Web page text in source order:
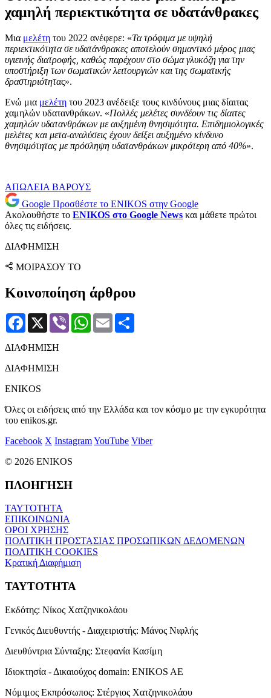
χαμηλή περιεκτικότητα σε υδατάνθρακες
Μια μελέτη του 2022 ανέφερε: «Τα τρόφιμα με υψηλή
περιεκτικότητα σε υδατάνθρακες αποτελούν σημαντικό μέρος μιας
υγιεινής διατροφής, καθώς παρέχουν στο σώμα γλυκόζη για την
υποστήριξη των σωματικών λειτουργιών και της σωματικής
δραστηριότητας».
Ενώ μια μελέτη του 2023 ανέδειξε τους κινδύνους μιας δίαιτας
χαμηλών υδατανθράκων. «Πολλές μελέτες συνδέουν τις δίαιτες
χαμηλών υδατανθράκων με αυξημένη θνησιμότητα. Επιδημιολογικές
μελέτες και μετα-αναλύσεις έχουν δείξει αυξημένο κίνδυνο
θνησιμότητας με πρόσληψη υδατανθράκων μικρότερη από 40%».
ΑΠΩΛΕΙΑ ΒΑΡΟΥΣ
Google Προσθέστε το ENIKOS στην Google
Ακολουθήστε το ENIKOS στο Google News και μάθετε πρώτοι
όλες τις ειδήσεις.
ΔΙΑΦΗΜΙΣΗ
ΜΟΙΡΑΣΟΥ ΤΟ
Κοινοποίηση άρθρου
Facebook
X Viber WhatsApp
Email
ΔΙΑΦΗΜΙΣΗ
ΔΙΑΦΗΜΙΣΗ
ENIKOS
Όλες οι ειδήσεις από την Ελλάδα και τον κόσμο με την εγκυρότητα
του enikos.gr.
Facebook X InstagramYouTube Viber
© 2026 ENIKOS
ΠΛΟΗΓΗΣΗ
ΤΑΥΤΟΤΗΤΑ
ΕΠΙΚΟΙΝΩΝΙΑ
ΟΡΟΙ ΧΡΗΣΗΣ
ΠΟΛΙΤΙΚΗ ΠΡΟΣΤΑΣΙΑΣ ΠΡΟΣΩΠΙΚΩΝ ΔΕΔΟΜΕΝΩΝ
ΠΟΛΙΤΙΚΗ COOKIES
Κρατική Διαφήμιση
ΤΑΥΤΟΤΗΤΑ
Εκδότης: Νίκος Χατζηνικολάου
Γενικός Διευθυντής - Διαχειριστής: Μάνος Νιφλής
Διευθύντρια Σύνταξης: Στεφανία Κασίμη
Ιδιοκτησία - Δικαιούχος domain: ENIKOS AE
Νόμιμος Εκπρόσωπος: Στέργιος Χατζηνικολάου